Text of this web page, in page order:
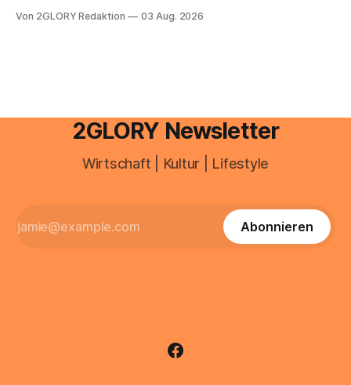
ist längst ein ernstzunehmender Wirtschaftszweig. Weltweit
Von 2GLORY Redaktion 03 Aug. 2026
2GLORY Newsletter
Wirtschaft | Kultur | Lifestyle
Abonnieren